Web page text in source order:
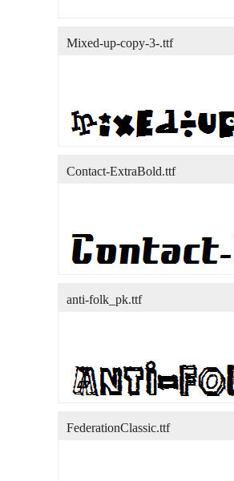
Mixed-up-copy-3-.ttf
Contact-ExtraBold.ttf
anti-folk_pk.ttf
FederationClassic.ttf